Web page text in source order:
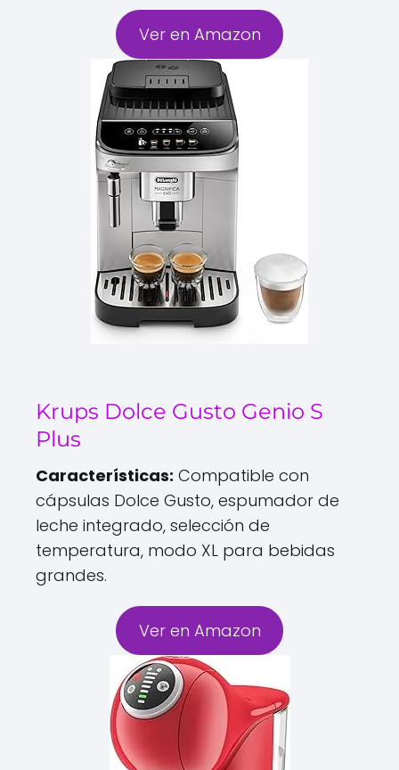
Ver en Amazon
Krups Dolce Gusto Genio S
Plus
Características: Compatible con
cápsulas Dolce Gusto, espumador de
leche integrado, selección de
temperatura, modo XL para bebidas
grandes.
Ver en Amazon